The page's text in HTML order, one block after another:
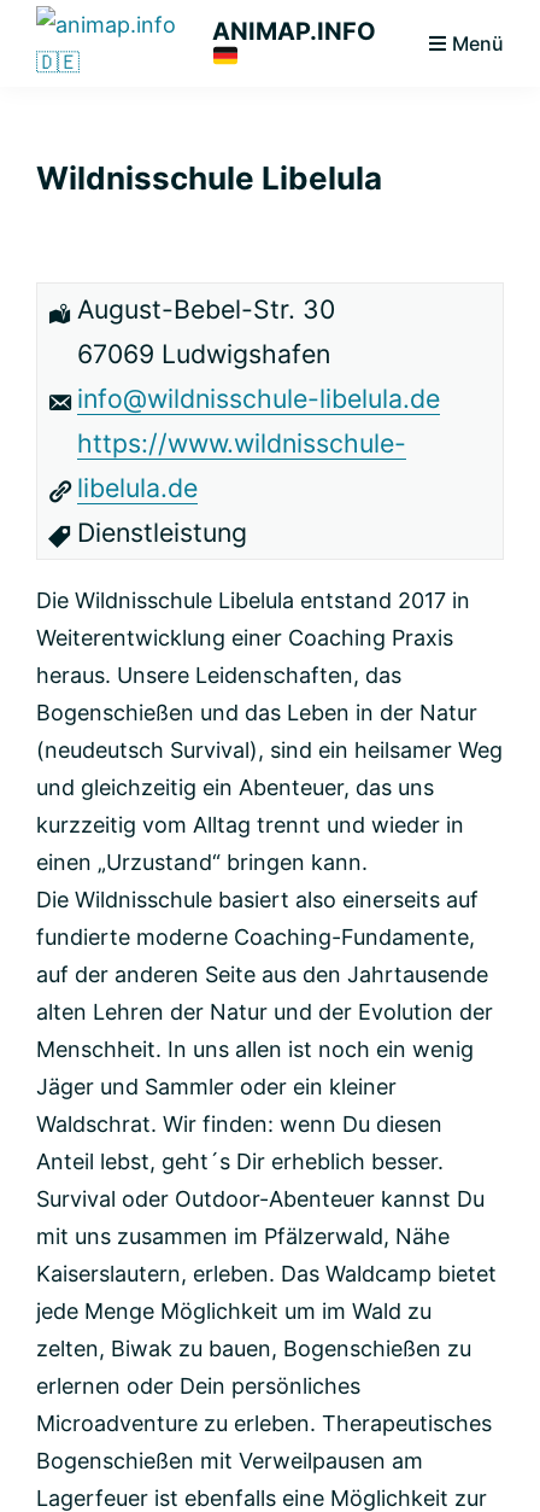
Hauptnavigation
Zum
Hauptinhalt
primären
ANIMAP.INFO
Das
Menü
Wildnisschule Libelula
August-Bebel-Str. 30
67069 Ludwigshafen
info@wildnisschule-libelula.de
https://www.wildnisschule-
libelula.de
Dienstleistung
Die Wildnisschule Libelula entstand 2017 in
Weiterentwicklung einer Coaching Praxis
heraus. Unsere Leidenschaften, das
Bogenschießen und das Leben in der Natur
(neudeutsch Survival), sind ein heilsamer Weg
und gleichzeitig ein Abenteuer, das uns
kurzzeitig vom Alltag trennt und wieder in
einen „Urzustand“ bringen kann.
Die Wildnisschule basiert also einerseits auf
fundierte moderne Coaching-Fundamente,
auf der anderen Seite aus den Jahrtausende
alten Lehren der Natur und der Evolution der
Menschheit. In uns allen ist noch ein wenig
Jäger und Sammler oder ein kleiner
Waldschrat. Wir finden: wenn Du diesen
Anteil lebst, geht´s Dir erheblich besser.
Survival oder Outdoor-Abenteuer kannst Du
mit uns zusammen im Pfälzerwald, Nähe
Kaiserslautern, erleben. Das Waldcamp bietet
jede Menge Möglichkeit um im Wald zu
zelten, Biwak zu bauen, Bogenschießen zu
erlernen oder Dein persönliches
Microadventure zu erleben. Therapeutisches
Bogenschießen mit Verweilpausen am
Lagerfeuer ist ebenfalls eine Möglichkeit zur